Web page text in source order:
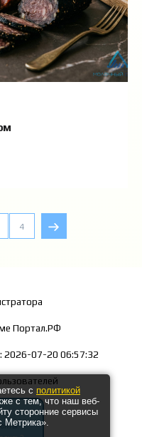
с политикой
с тем, что наш веб-
сторонние сервисы
Метрика».
4
Портал.РФ
: 2026-07-20 06:57:32